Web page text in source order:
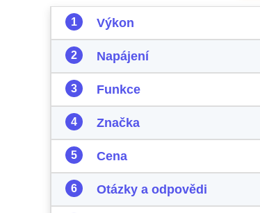
Výkon
Napájení
Funkce
Značka
Cena
Otázky a odpovědi